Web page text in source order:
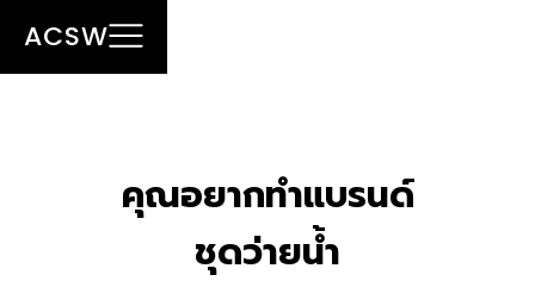
ACSW
คุณอยากทำแบรนด์
ชุดว่ายน้ำ